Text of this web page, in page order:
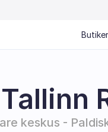
keskus -
Butiker